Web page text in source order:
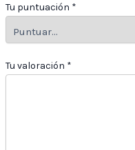
Tu puntuación *
Tu valoración *